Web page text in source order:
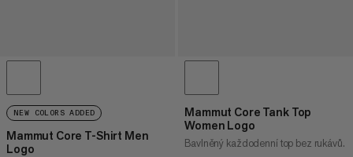
NEW COLORS ADDED
Mammut Core T-Shirt Men
Logo
Mammut Core Tank Top
Women Logo
Bavlněný každodenní top bez rukávů.